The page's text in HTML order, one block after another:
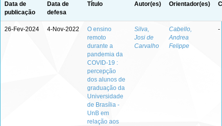
Data de
publicação
Data de
defesa
Título Autor(es) Orientador(es)
26-Fev-2024 4-Nov-2022
O ensino
remoto
durante a
pandemia da
COVID-19 :
percepção
dos alunos de
graduação da
Universidade
de Brasília -
UnB em
relação aos
Silva,
Josi de
Carvalho
Cabello,
Andrea
Felippe
-